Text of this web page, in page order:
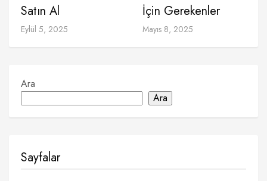
Satın Al
Eylül 5, 2025
İçin Gerekenler
Mayıs 8, 2025
Ara
Ara
Sayfalar